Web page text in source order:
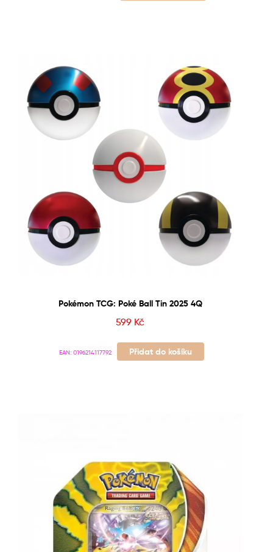
Pokémon TCG: Poké Ball Tin 2025 4Q
599 Kč
EAN: 0196214117792 Přidat do košíku